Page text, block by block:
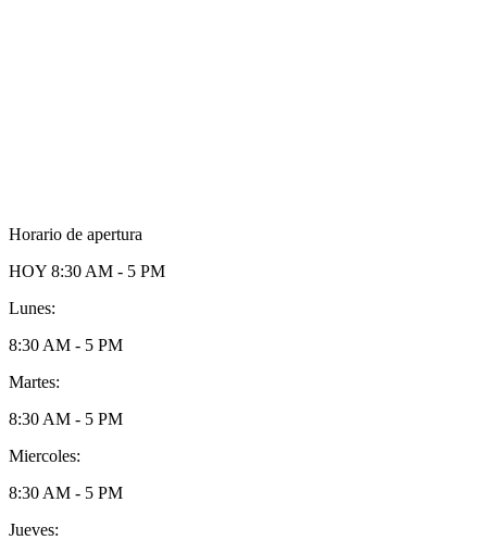
Horario de apertura
HOY 8:30 AM - 5 PM
Lunes:
8:30 AM - 5 PM
Martes:
8:30 AM - 5 PM
Miercoles:
8:30 AM - 5 PM
Jueves: